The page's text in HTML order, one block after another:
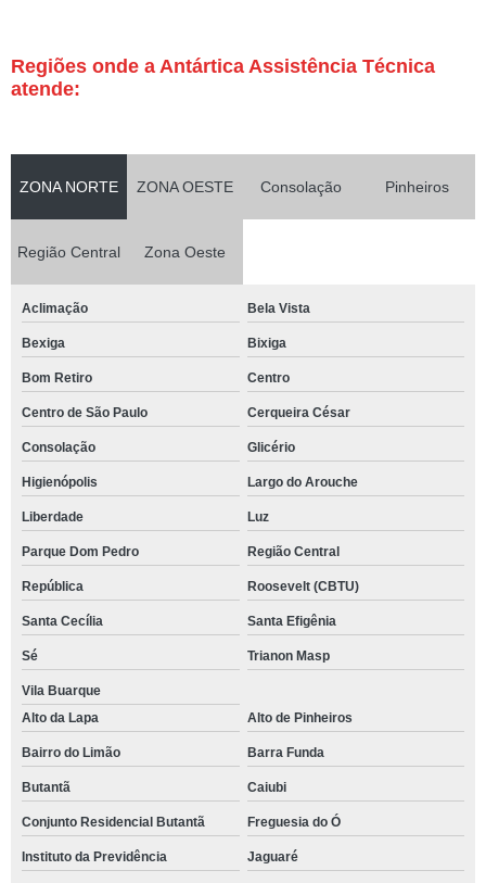
Regiões onde a Antártica Assistência Técnica
atende:
ZONA NORTE ZONA OESTE Consolação Pinheiros
Região Central Zona Oeste
Aclimação Bela Vista
Bexiga Bixiga
Bom Retiro Centro
Centro de São Paulo Cerqueira César
Consolação Glicério
Higienópolis Largo do Arouche
Liberdade Luz
Parque Dom Pedro Região Central
República Roosevelt (CBTU)
Santa Cecília Santa Efigênia
Sé Trianon Masp
Vila Buarque
Alto da Lapa
Alto de Pinheiros
Bairro do Limão Barra Funda
Butantã Caiubi
Conjunto Residencial Butantã Freguesia do Ó
Instituto da Previdência Jaguaré